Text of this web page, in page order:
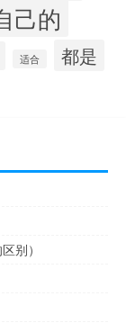
己的
适合 都是
别）